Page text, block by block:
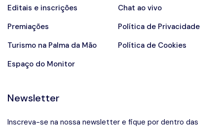
Editais e inscrições
Premiações
Turismo na Palma da Mão
Espaço do Monitor
Chat ao vivo
Política de Privacidade
Política de Cookies
Newsletter
Inscreva-se na nossa newsletter e fique por dentro das